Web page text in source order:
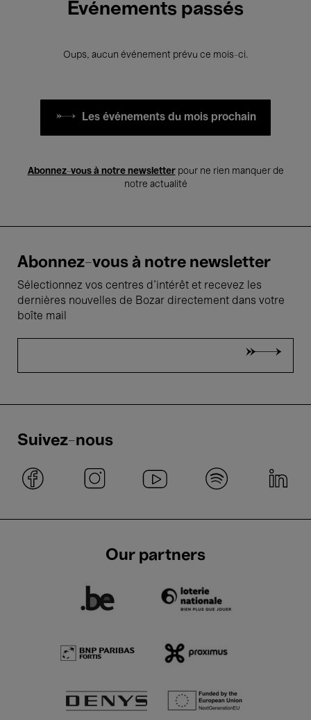
Événements passés
Oups, aucun événement prévu ce mois-ci.
Les événements du mois prochain
Abonnez-vous à notre newsletterpour ne rien manquer de
notre actualité
Abonnez-vous à notre newsletter
Sélectionnez vos centres d'intérêt et recevez les
dernières nouvelles de Bozar directement dans votre
boîte mail
Suivez-nous
Our partners